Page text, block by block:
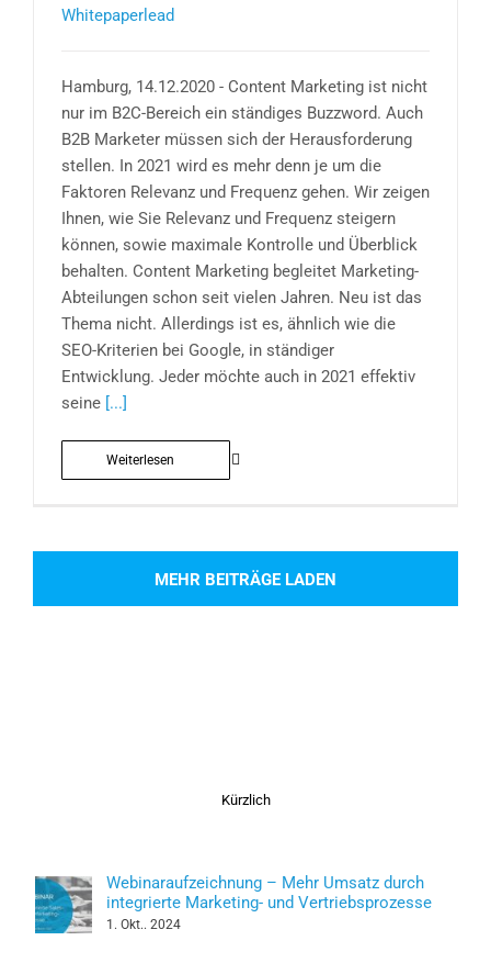
Whitepaperlead
Hamburg, 14.12.2020 - Content Marketing ist nicht
nur im B2C-Bereich ein ständiges Buzzword. Auch
B2B Marketer müssen sich der Herausforderung
stellen. In 2021 wird es mehr denn je um die
Faktoren Relevanz und Frequenz gehen. Wir zeigen
Ihnen, wie Sie Relevanz und Frequenz steigern
können, sowie maximale Kontrolle und Überblick
behalten. Content Marketing begleitet Marketing-
Abteilungen schon seit vielen Jahren. Neu ist das
Thema nicht. Allerdings ist es, ähnlich wie die
SEO-Kriterien bei Google, in ständiger
Entwicklung. Jeder möchte auch in 2021 effektiv
seine [...]
Weiterlesen
MEHR BEITRÄGE LADEN
Kürzlich
Webinaraufzeichnung – Mehr Umsatz durch
integrierte Marketing- und Vertriebsprozesse
1. Okt.. 2024